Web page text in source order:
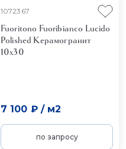
1072367
Fuoritono Fuoribianco Lucido
Polished Керамогранит
10x30
7 100 ₽/ м2
по запросу